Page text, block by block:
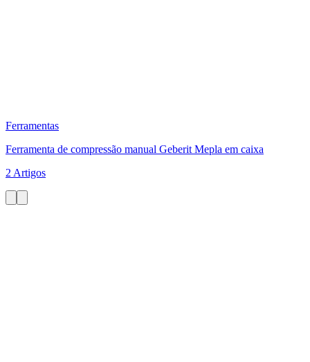
Ferramentas
Ferramenta de compressão manual Geberit Mepla em caixa
2 Artigos